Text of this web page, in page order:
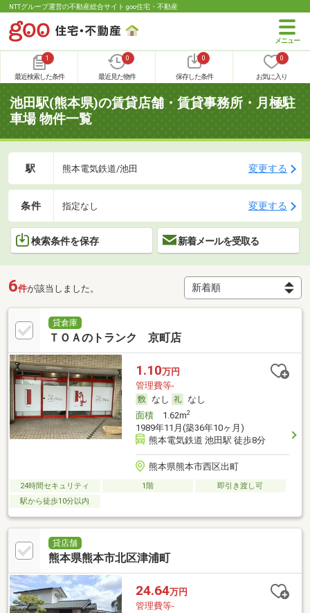
NTTグループ運営の不動産総合サイト goo住宅・不動産
1
最近検索した条件
0
最近見た物件
0
保存した条件
0
お気に入り
池田駅(熊本県)の賃貸店舗・賃貸事務所・月極駐
車場 物件一覧
駅 熊本電気鉄道/池田 変更する
条件 指定なし 変更する
検索条件を保存 新着メールを受取る
6件が該当しました。
貸倉庫
ＴＯＡのトランク 京町店
1.10万円
管理費等-
なし
なし
面積1.62m2
1989年11月(築36年10ヶ月)
熊本電気鉄道 池田駅 徒歩8分
熊本県熊本市西区出町
24時間セキュリティ 1階
即引き渡し可
駅から徒歩10分以内
貸店舗
熊本県熊本市北区津浦町
24.64万円
管理費等-